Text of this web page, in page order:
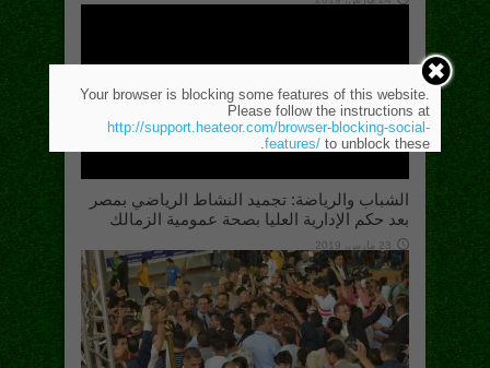
الشباب والرياضة: تجميد النشاط الرياضي بمصر
بعد حكم الإدارية العليا بصحة عمومية الزمالك
23 مارس، 2019
Your browser is blocking some features of this website.
Please follow the instructions at
http://support.heateor.com/browser-blocking-social-
features/ to unblock these.